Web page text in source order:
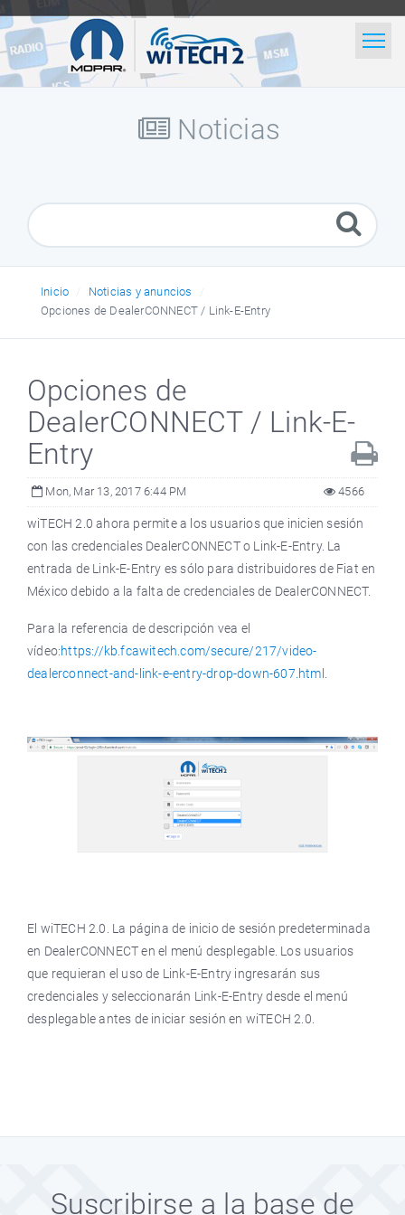
Inicio
BúsquedaNoticias
Inicio
Noticias y anuncios
Opciones de DealerCONNECT / Link-E-Entry
Opciones de
DealerCONNECT / Link-E-
Entry
Mon, Mar 13, 2017 6:44 PM 4566
wiTECH 2.0 ahora permite a los usuarios que inicien sesión
con las credenciales DealerCONNECT o Link-E-Entry. La
entrada de Link-E-Entry es sólo para distribuidores de Fiat en
México debido a la falta de credenciales de DealerCONNECT.
Para la referencia de descripción vea el
vídeo:https://kb.fcawitech.com/secure/217/video-
dealerconnect-and-link-e-entry-drop-down-607.html
El wiTECH 2.0. La página de inicio de sesión predeterminada
en DealerCONNECT en el menú desplegable. Los usuarios
que requieran el uso de Link-E-Entry ingresarán sus
credenciales y seleccionarán Link-E-Entry desde el menú
desplegable antes de iniciar sesión en wiTECH 2.0.
Suscribirse a la base de